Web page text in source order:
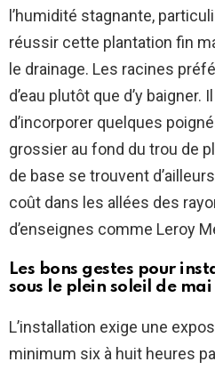
l’humidité stagnante,
réussir cette plantation fin
le drainage. Les racines
d’eau plutôt que d’y
d’incorporer quelques
grossier au fond du trou de
de base se trouvent
coût dans les allées des
d’enseignes comme Leroy
Les bons gestes pour
sous le plein soleil de mai
L’installation exige une
minimum six à huit heures